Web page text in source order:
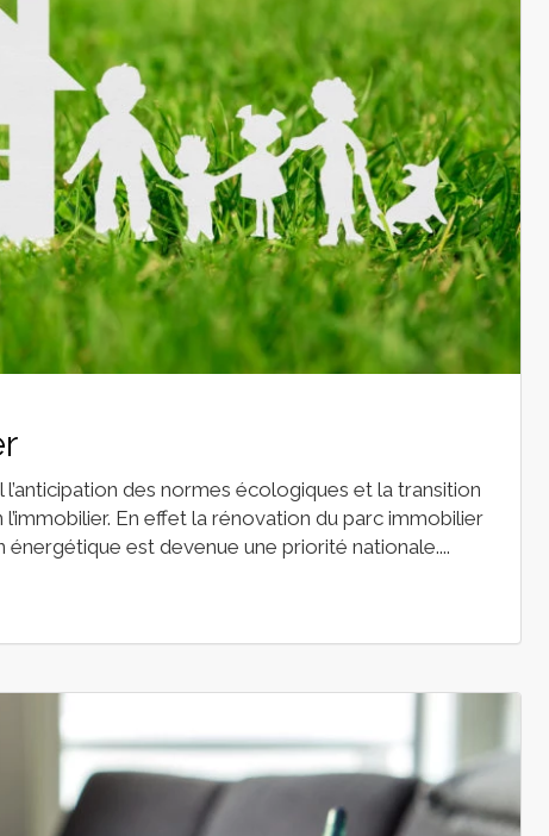
l’anticipation des normes écologiques et la transition
En effet la rénovation du parc immobilier
est devenue une priorité nationale....